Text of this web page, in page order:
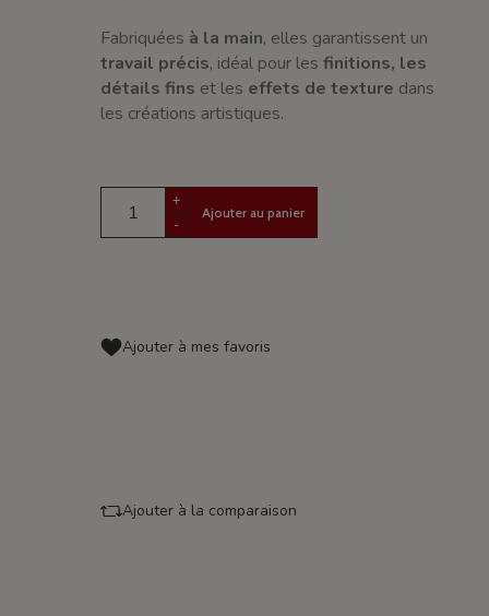
Fabriquées à la main, elles garantissent un
travail précis, idéal pour lesfinitions, les
détails fins et les effets de texture dans
les créations artistiques.
+
-
Ajouter au panier
Ajouter à mes favoris
Ajouter à la comparaison